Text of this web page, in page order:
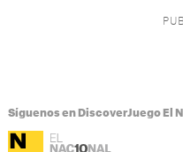
Síguenos en DiscoverJuego El